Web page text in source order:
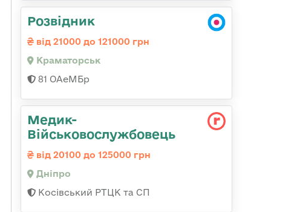
Розвідник
від 21000 до 121000 грн
Краматорськ
81 ОАеМБр
Медик-
Військовослужбовець
від 20100 до 125000 грн
Дніпро
Косівський РТЦК та СП